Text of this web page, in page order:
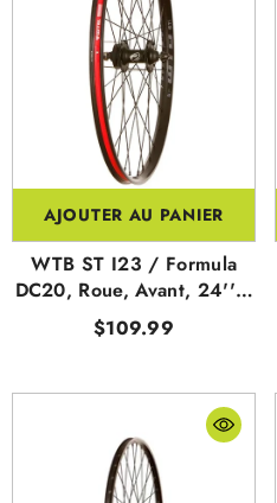
AJOUTER AU PANIER
WTB ST I23 / Formula
DC20, Roue, Avant, 24'' /
507, Trous: 32, QR,
100mm, Disque IS 6-
$109.99